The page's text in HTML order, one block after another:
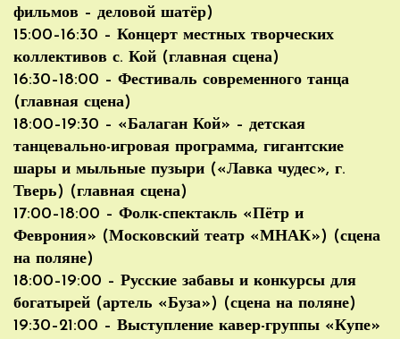
фильмов – деловой шатёр)
15:00–16:30 – Концерт местных творческих
коллективов с. Кой (главная сцена)
16:30–18:00 – Фестиваль современного танца
(главная сцена)
18:00–19:30 – «Балаган Кой» – детская
танцевально-игровая программа, гигантские
шары и мыльные пузыри («Лавка чудес», г.
Тверь) (главная сцена)
17:00–18:00 – Фолк-спектакль «Пётр и
Феврония» (Московский театр «МНАК») (сцена
на поляне)
18:00–19:00 – Русские забавы и конкурсы для
богатырей (артель «Буза») (сцена на поляне)
19:30–21:00 – Выступление кавер-группы «Купе»